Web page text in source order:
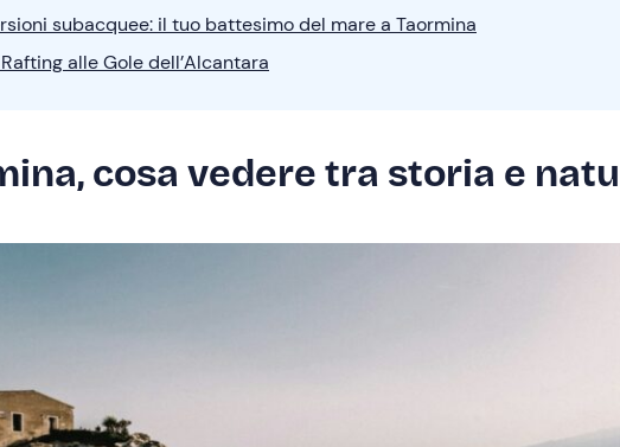
subacquee: il tuo battesimo del mare a Taormina
alle Gole dell’Alcantara
cosa vedere tra storia e